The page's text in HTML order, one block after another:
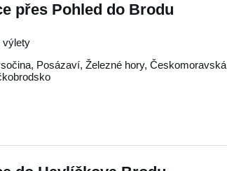
přes Pohled do Brodu
výlety
, Posázaví,Železné hory,Českomoravská